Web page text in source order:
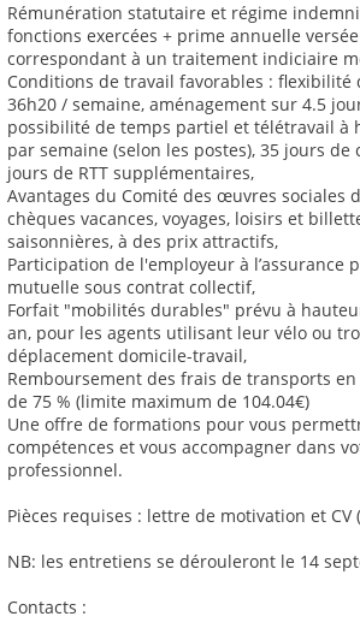
Rémunération statutaire et régime
fonctions exercées + prime annuelle
correspondant à un traitement indiciaire
Conditions de travail favorables : flexibilité
36h20 / semaine, aménagement sur 4.5
possibilité de temps partiel et télétravail à
par semaine (selon les postes), 35 jours de
jours de RTT supplémentaires,
Avantages du Comité des œuvres sociales
chèques vacances, voyages, loisirs et
saisonnières, à des prix attractifs,
Participation de l'employeur à l’assurance
mutuelle sous contrat collectif,
Forfait "mobilités durables" prévu à
an, pour les agents utilisant leur vélo ou
déplacement domicile-travail,
Remboursement des frais de transports
de 75 % (limite maximum de 104.04€)
Une offre de formations pour vous
compétences et vous accompagner dans
professionnel.
Pièces requises : lettre de motivation et
NB: les entretiens se dérouleront le 14
Contacts :